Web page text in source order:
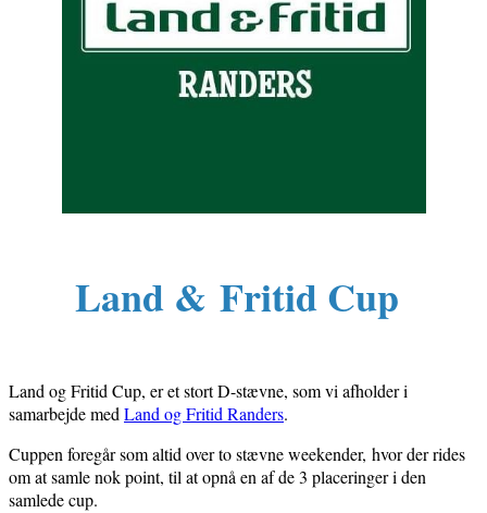
Land & Fritid Cup
Land og Fritid Cup, er et stort D-stævne, som vi afholder i
samarbejde medLand og Fritid Randers.
Cuppen foregår som altid over to stævne weekender, hvor der rides
om at samle nok point, til at opnå en af de 3 placeringer i den
samlede cup.